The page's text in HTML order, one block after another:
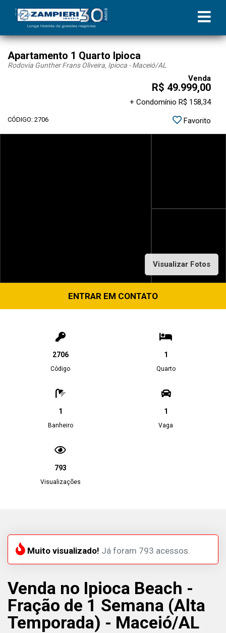
Apartamento 1 Quarto Ipioca
Rodovia Gunther Frans Oliveira, Ipioca - Maceió/AL
Venda
R$ 49.999,00
+ Condomínio R$ 158,34
CÓDIGO: 2706 Favorito
Visualizar Fotos
ENTRAR EM CONTATO
2706
Código
1
Quarto
1
Banheiro
1
Vaga
793
Visualizações
Muito visualizado! Já foram 793 acessos.
Venda no Ipioca Beach -
Fração de 1 Semana (Alta
Temporada) - Maceió/AL